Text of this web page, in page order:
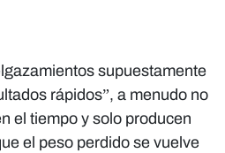
supuestamente
rápidos”, a menudo no
el tiempo y solo producen
el peso perdido se vuelve